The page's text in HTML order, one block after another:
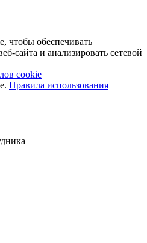
чтобы обеспечивать
сайта и анализировать сетевой
cookie
Правила использования